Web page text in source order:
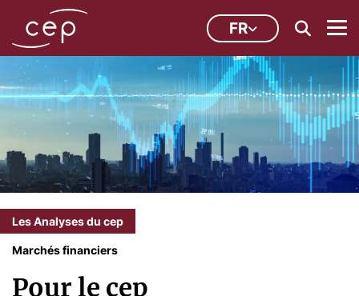
FR
Les Analyses du cep
Marchés financiers
Pour le cep